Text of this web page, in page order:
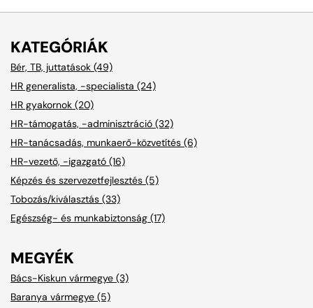
KATEGÓRIÁK
Bér, TB, juttatások (49)
HR generalista, -specialista (24)
HR gyakornok (20)
HR-támogatás, -adminisztráció (32)
HR-tanácsadás, munkaerő-közvetítés (6)
HR-vezető, -igazgató (16)
Képzés és szervezetfejlesztés (5)
Tobozás/kiválasztás (33)
Egészség- és munkabiztonság (17)
MEGYÉK
Bács-Kiskun vármegye (3)
Baranya vármegye (5)